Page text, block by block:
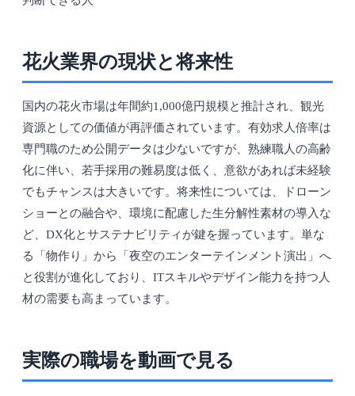
花火業界の現状と将来性
国内の花火市場は年間約1,000億円規模と推計され、観光
資源としての価値が再評価されています。有効求人倍率は
専門職のため公開データは少ないですが、熟練職人の高齢
化に伴い、若手採用の難易度は低く、意欲があれば未経験
でもチャンスは大きいです。将来性については、ドローン
ショーとの融合や、環境に配慮した生分解性素材の導入な
ど、DX化とサステナビリティが鍵を握っています。単な
る「物作り」から「夜空のエンターテインメント演出」へ
と役割が進化しており、ITスキルやデザイン能力を持つ人
材の需要も高まっています。
実際の職場を動画で見る